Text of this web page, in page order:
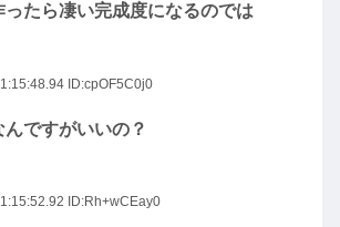
ったら凄い完成度になるのでは
ID:cpOF5C0j0
んですがいいの？
ID:Rh+wCEay0